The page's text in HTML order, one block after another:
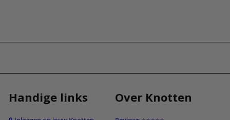
Handige links Over Knotten